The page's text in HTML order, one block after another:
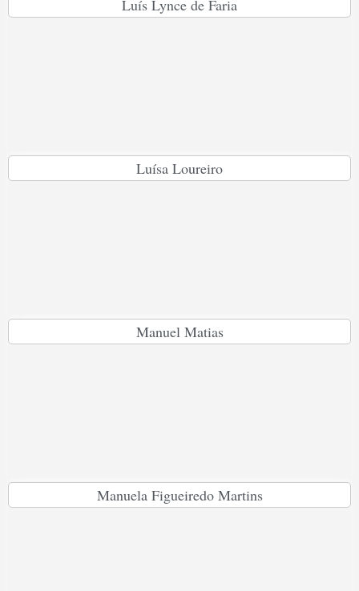
Luís Lynce de Faria
Luísa Loureiro
Manuel Matias
Manuela Figueiredo Martins